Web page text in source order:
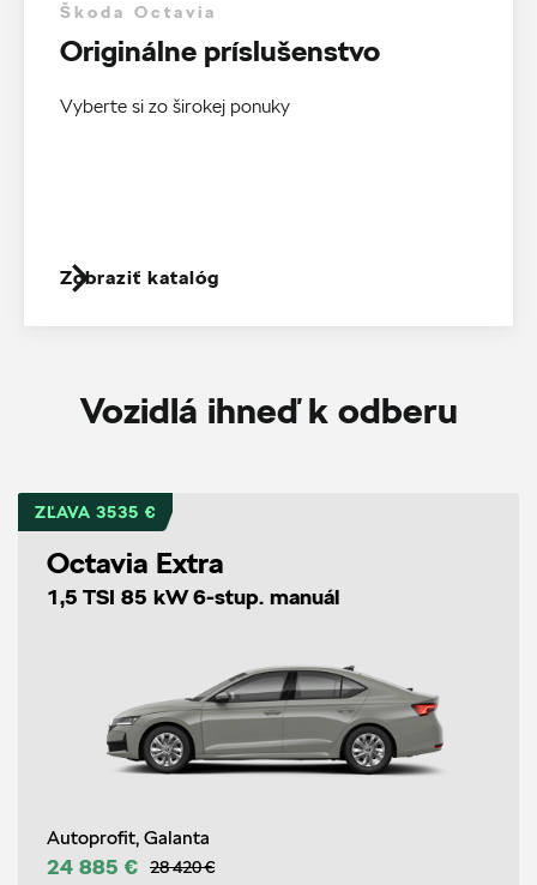
Škoda Octavia
Originálne príslušenstvo
Vyberte si zo širokej ponuky
Zobraziť katalóg
Vozidlá ihneď k odberu
ZĽAVA 3535 €
Octavia Extra
1,5 TSI 85 kW 6-stup. manuál
Autoprofit, Galanta
24 885 € 28 420 €